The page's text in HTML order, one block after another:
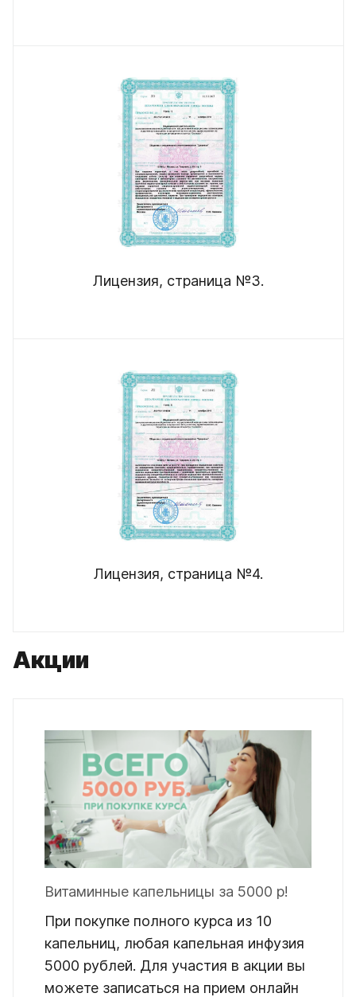
Лицензия, страница №3.
Лицензия, страница №4.
Акции
Витаминные капельницы за 5000 р!
При покупке полного курса из 10
капельниц, любая капельная инфузия
5000 рублей. Для участия в акции вы
можете записаться на прием онлайн